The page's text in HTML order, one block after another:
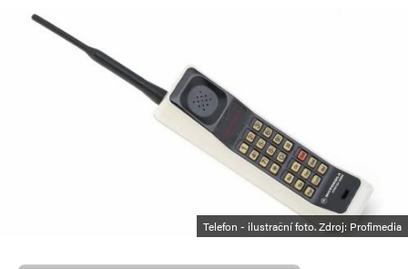
Telefon - ilustrační foto. Zdroj: Profimedia